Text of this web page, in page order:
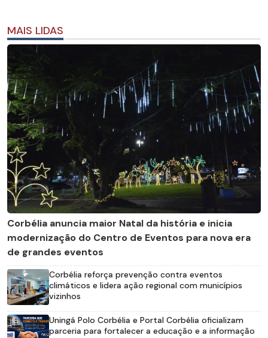
MAIS LIDAS
Corbélia anuncia maior Natal da história e inicia
modernização do Centro de Eventos para nova era
de grandes eventos
Corbélia reforça prevenção contra eventos
climáticos e lidera ação regional com municípios
vizinhos
Uningá Polo Corbélia e Portal Corbélia oficializam
parceria para fortalecer a educação e a informação